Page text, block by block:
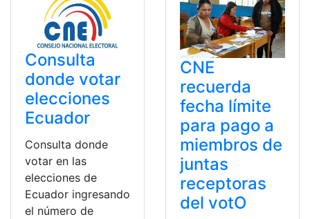
Consulta
donde votar
elecciones
Ecuador
Consulta donde
votar en las
elecciones de
Ecuador ingresando
el número de
CNE
recuerda
fecha límite
para pago a
miembros de
juntas
receptoras
del votO